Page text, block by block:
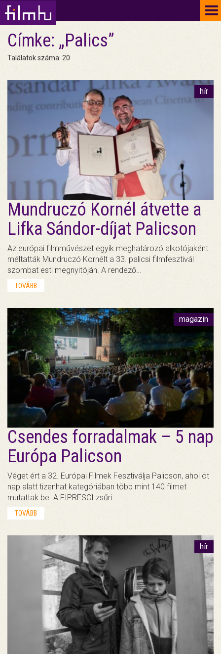
Címke: „Palics”
Találatok száma: 20
hír
Mundruczó Kornél átvette a
Lifka Sándor-díjat Palicson
Az európai filmművészet egyik meghatározó alkotójaként
méltatták Mundruczó Kornélt a 33. palicsi filmfesztivál
szombat esti megnyitóján. A rendező…
TOVÁBB
magazin
Csendes forradalmak – 5 nap
Európa Palicson
Véget ért a 32. Európai Filmek Fesztiválja Palicson, ahol öt
nap alatt tizenhat kategóriában több mint 140 filmet
mutattak be. A FIPRESCI zsűri…
TOVÁBB
hír